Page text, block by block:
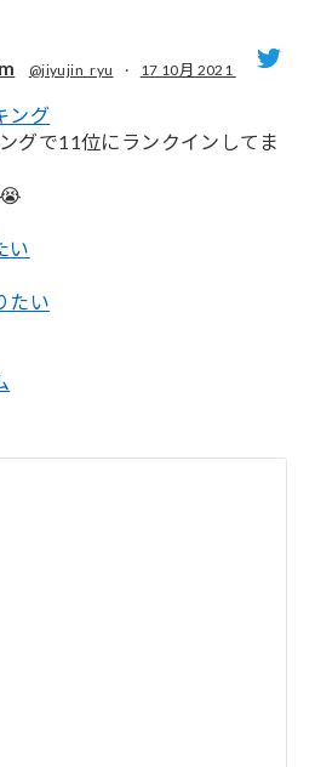
@jiyujin_ryu · 17 10月 2021
ング
グで11位にランクインしてま
い
たい